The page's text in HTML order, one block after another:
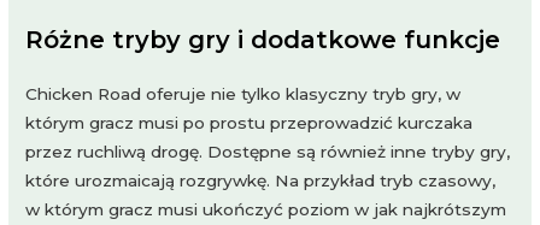
Różne tryby gry i dodatkowe funkcje
Chicken Road oferuje nie tylko klasyczny tryb gry, w
którym gracz musi po prostu przeprowadzić kurczaka
przez ruchliwą drogę. Dostępne są również inne tryby gry,
które urozmaicają rozgrywkę. Na przykład tryb czasowy,
w którym gracz musi ukończyć poziom w jak najkrótszym